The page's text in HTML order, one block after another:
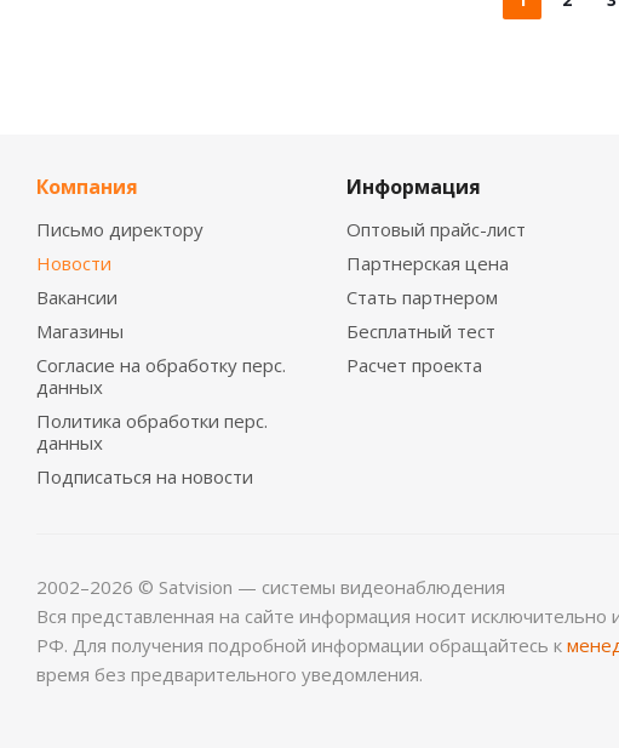
Компания
Письмо директору
Новости
Вакансии
Магазины
Согласие на обработку перс.
данных
Политика обработки перс.
данных
Подписаться на новости
Информация
Оптовый прайс-лист
Партнерская цена
Стать партнером
Бесплатный тест
Расчет проекта
2002–2026 © Satvision — системы видеонаблюдения
Вся представленная на сайте информация носит
РФ. Для получения подробной информации обращайтесь к
время без предварительного уведомления.